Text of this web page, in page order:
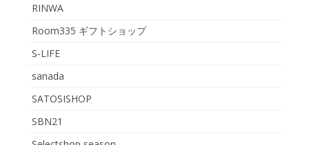
RINWA
Room335 ギフトショップ
S-LIFE
sanada
SATOSISHOP
SBN21